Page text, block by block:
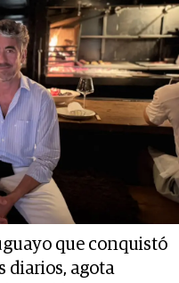
que conquistó
diarios, agota